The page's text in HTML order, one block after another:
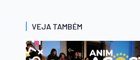
VEJA TAMBÉM